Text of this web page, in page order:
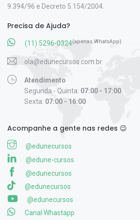
9.394/96 e Decreto 5.154/2004.
Precisa de Ajuda?
(11) 5296-0324(apenas WhatsApp)
ola@edunecursos.com.br
Atendimento
Segunda - Quinta: 07:00 - 17:00
Sexta: 07:00 - 16:00
Acompanhe a gente nas redes 😉
@edunecursos
@edune-cursos
@edunecursos
@edunecursos
@edunecursos
Canal Whastapp